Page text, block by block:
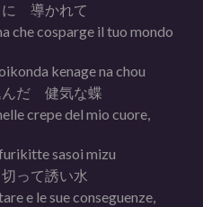
に 導かれて
che cosparge il tuo mondo
kenage na chou
んだ 健気な蝶
crepe del mio cuore,
sasoi mizu
って誘い水
e le sue conseguenze,